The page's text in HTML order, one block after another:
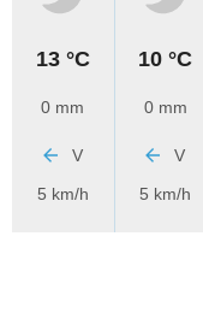
13 °C
0 mm
V
5 km/h
10 °C
0 mm
V
5 km/h